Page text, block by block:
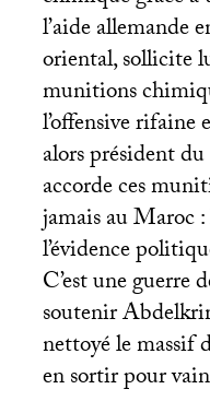
l’aide allemande
oriental, sollicite
munitions
l’offensive rifaine
alors président
accorde ces
jamais au Maroc
l’évidence
C’est une guerre
soutenir
nettoyé le massif
en sortir pour